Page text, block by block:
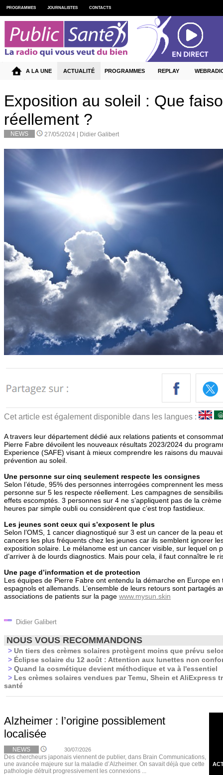
Exposition au soleil : Que
réellement ?
NEWS 27/05/2024 | Didier Galibert
Cet article est également disponible dans les langues :
A travers leur département dédié aux relations patients et
Pierre Fabre dévoilent les nouveaux résultats 2023/2024 du
Experience (SAFE) visant à mieux comprendre les raisons du
prévention au soleil.
Une personne sur cinq seulement respecte les consignes
Selon l’étude, 95% des personnes interrogées comprennent les
personne sur 5 les respecte réellement. Les campagnes de
effets escomptés. 3 personnes sur 4 ne s’appliquent pas de la
heures par simple oubli ou considèrent que c’est trop fastidieux.
Les jeunes sont ceux qui s’exposent le plus
Selon l’OMS, 1 cancer diagnostiqué sur 3 est un cancer de la peau
cancers les plus fréquents chez les jeunes car ils semblent ignorer
exposition solaire. Le mélanome est un cancer visible, sur lequel on
d’arriver à de lourds diagnostics. Mais pour cela, il faut connaître le
Une page d’information et de protection
Les équipes de Pierre Fabre ont entendu la démarche en Europe
espagnols et allemands. L’ensemble de leurs retours sont partagés
associations de patients sur la page www.mysun.skin
Didier Galibert
NOUS VOUS RECOMMANDONS
> Un tiers des crèmes solaires protègent moins que prévu
> Éclipse solaire du 12 août : Attention aux lunettes non
> Quand la cosmétique devient méthodique et va à l'essentiel
> Les crèmes solaires vendues par Temu, Shein et AliExpress
santé
Alzheimer : l’origine possiblement
localisée
NEWS 30/07/2026
Des chercheurs japonais viennent de publier, dans Brain Communications,
une avancée majeure sur la maladie d’Alzheimer. On savait déjà que cette
pathologie détruit progressivement les connexions ...
PROGRAMMES JOURNALISTES CONTACTS
A LA UNE ACTUALITÉ PROGRAMMES REPLAY